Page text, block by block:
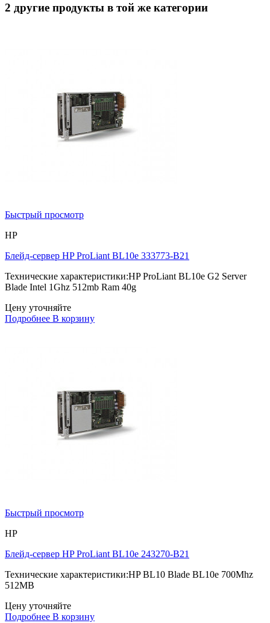
2 другие продукты в той же категории
Быстрый просмотр
HP
Блейд-сервер HP ProLiant BL10e 333773-B21
Технические характеристики:HP ProLiant BL10e G2 Server
Blade Intel 1Ghz 512mb Ram 40g
Цену уточняйте
Подробнее В корзину
Быстрый просмотр
HP
Блейд-сервер HP ProLiant BL10e 243270-B21
Технические характеристики:HP BL10 Blade BL10e 700Mhz
512MB
Цену уточняйте
Подробнее В корзину